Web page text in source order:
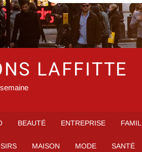
LAFFITTE
BEAUTÉ ENTREPRISE
MAISON MODE SANTÉ